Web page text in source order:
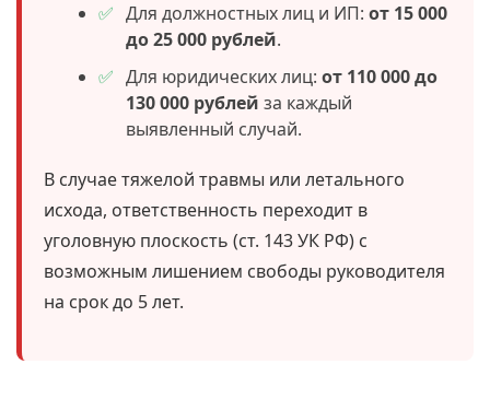
Для должностных лиц и ИП: от 15 000
до 25 000 рублей.
Для юридических лиц: от 110 000 до
130 000 рублей за каждый
выявленный случай.
В случае тяжелой травмы или летального
исхода, ответственность переходит в
уголовную плоскость (ст. 143 УК РФ) с
возможным лишением свободы руководителя
на срок до 5 лет.